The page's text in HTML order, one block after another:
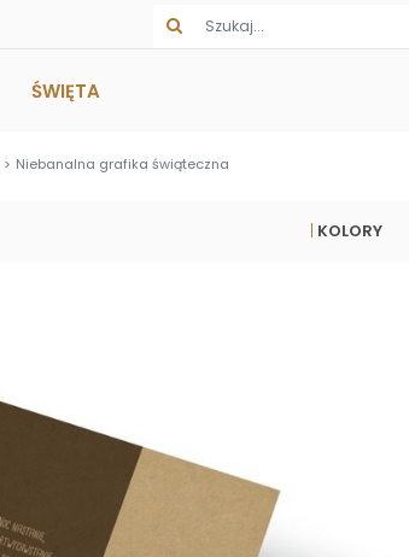
ŚWIĘTA
Niebanalna grafika świąteczna
KOLORY